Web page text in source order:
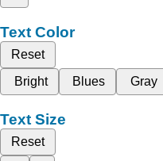
Text Color
Reset
Bright
Blues Gray
Text Size
Reset